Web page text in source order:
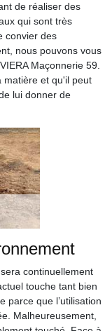
de réaliser des
qui sont très
convier des
nous pouvons vous
Maçonnerie 59.
matière et qu'il peut
lui donner de
continuellement
touche tant bien
parce que l’utilisation
Malheureusement,